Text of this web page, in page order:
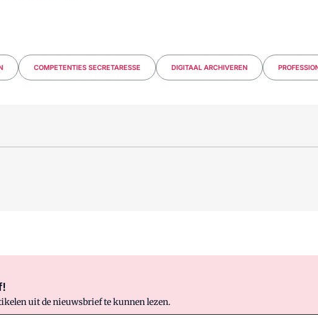
COMPETENTIES SECRETARESSE DIGITAAL ARCHIVEREN
uit de nieuwsbrief te kunnen lezen.